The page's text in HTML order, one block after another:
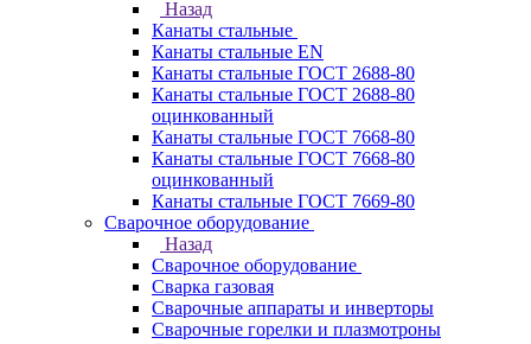
Назад
Канаты стальные
Канаты стальные EN
Канаты стальные ГОСТ 2688-80
Канаты стальные ГОСТ 2688-80
оцинкованный
Канаты стальные ГОСТ 7668-80
Канаты стальные ГОСТ 7668-80
оцинкованный
Канаты стальные ГОСТ 7669-80
Сварочное оборудование
Назад
Сварочное оборудование
Сварка газовая
Сварочные аппараты и инверторы
Сварочные горелки и плазмотроны